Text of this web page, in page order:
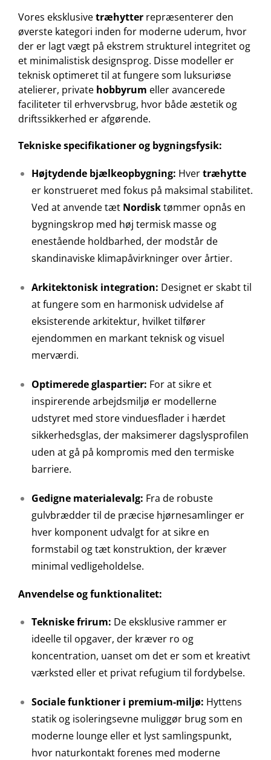
Vores eksklusivetræhytter repræsenterer den
øverste kategori inden for moderne uderum, hvor
der er lagt vægt på ekstrem strukturel integritet og
et minimalistisk designsprog. Disse modeller er
teknisk optimeret til at fungere som luksuriøse
atelierer, private hobbyrum eller avancerede
faciliteter til erhvervsbrug, hvor både æstetik og
driftssikkerhed er afgørende.
Tekniske specifikationer og bygningsfysik:
Højtydende bjælkeopbygning: Hvertræhytte
er konstrueret med fokus på maksimal stabilitet.
Ved at anvende tæt Nordisktømmer opnås en
bygningskrop med høj termisk masse og
enestående holdbarhed, der modstår de
skandinaviske klimapåvirkninger over årtier.
Arkitektonisk integration: Designet er skabt til
at fungere som en harmonisk udvidelse af
eksisterende arkitektur, hvilket tilfører
ejendommen en markant teknisk og visuel
merværdi.
Optimerede glaspartier: For at sikre et
inspirerende arbejdsmiljø er modellerne
udstyret med store vinduesflader i hærdet
sikkerhedsglas, der maksimerer dagslysprofilen
uden at gå på kompromis med den termiske
barriere.
Gedigne materialevalg: Fra de robuste
gulvbrædder til de præcise hjørnesamlinger er
hver komponent udvalgt for at sikre en
formstabil og tæt konstruktion, der kræver
minimal vedligeholdelse.
Anvendelse og funktionalitet:
Tekniske frirum: De eksklusive rammer er
ideelle til opgaver, der kræver ro og
koncentration, uanset om det er som et kreativt
værksted eller et privat refugium til fordybelse.
Sociale funktioner i premium-miljø: Hyttens
statik og isoleringsevne muliggør brug som en
moderne lounge eller et lyst samlingspunkt,
hvor naturkontakt forenes med moderne